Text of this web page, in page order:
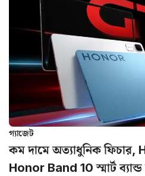
গ্যাজেট
কম দামে অত্যাধুনিক
Honor Band 10 স্মার্ট